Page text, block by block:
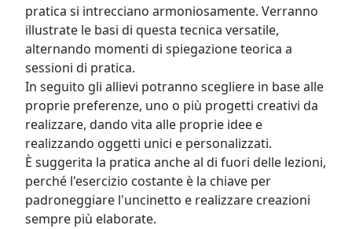
pratica si intrecciano armoniosamente. Verranno
illustrate le basi di questa tecnica versatile,
alternando momenti di spiegazione teorica a
sessioni di pratica.
In seguito gli allievi potranno scegliere in base alle
proprie preferenze, uno o più progetti creativi da
realizzare, dando vita alle proprie idee e
realizzando oggetti unici e personalizzati.
È suggerita la pratica anche al di fuori delle lezioni,
perché l'esercizio costante è la chiave per
padroneggiare l'uncinetto e realizzare creazioni
sempre più elaborate.